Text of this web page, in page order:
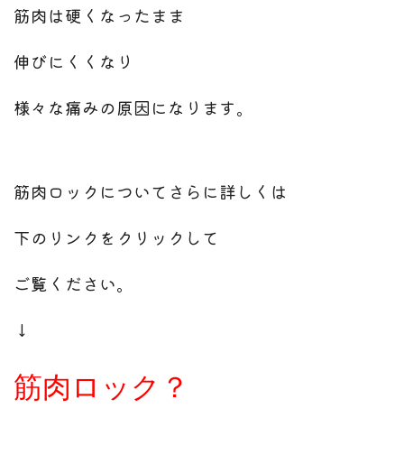
筋肉は硬くなったまま
伸びにくくなり
様々な痛みの原因になります。
筋肉ロックについてさらに詳しくは
下のリンクをクリックして
ご覧ください。
↓
筋肉ロック？